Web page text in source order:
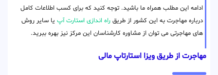
ادامه این مطلب همراه ما باشید. توجه کنید که برای کسب اطلاعات کامل
درباره مهاجرت به این کشور از طریق راه اندازی استارت آپ یا سایر روش
های مهاجرتی می توان از مشاوره کارشناسان این مرکز نیز بهره ببرید.
مهاجرت از طریق ویزا استارتاپ مالی